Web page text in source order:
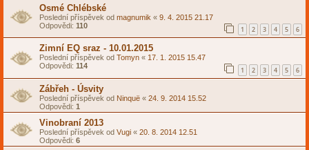
Osmé Chlébské
Poslední příspěvek od magnumik « 9. 4. 2015 21.17
Odpovědi: 110 1 2 3 4 5 6
Zimní EQ sraz - 10.01.2015
Poslední příspěvek od Tomyn « 17. 1. 2015 15.47
Odpovědi: 114 1 2 3 4 5 6
Zábřeh - Úsvity
Poslední příspěvek od Ninquë « 24. 9. 2014 15.52
Odpovědi: 1
Vinobraní 2013
Poslední příspěvek od Vugi « 20. 8. 2014 12.51
Odpovědi: 6